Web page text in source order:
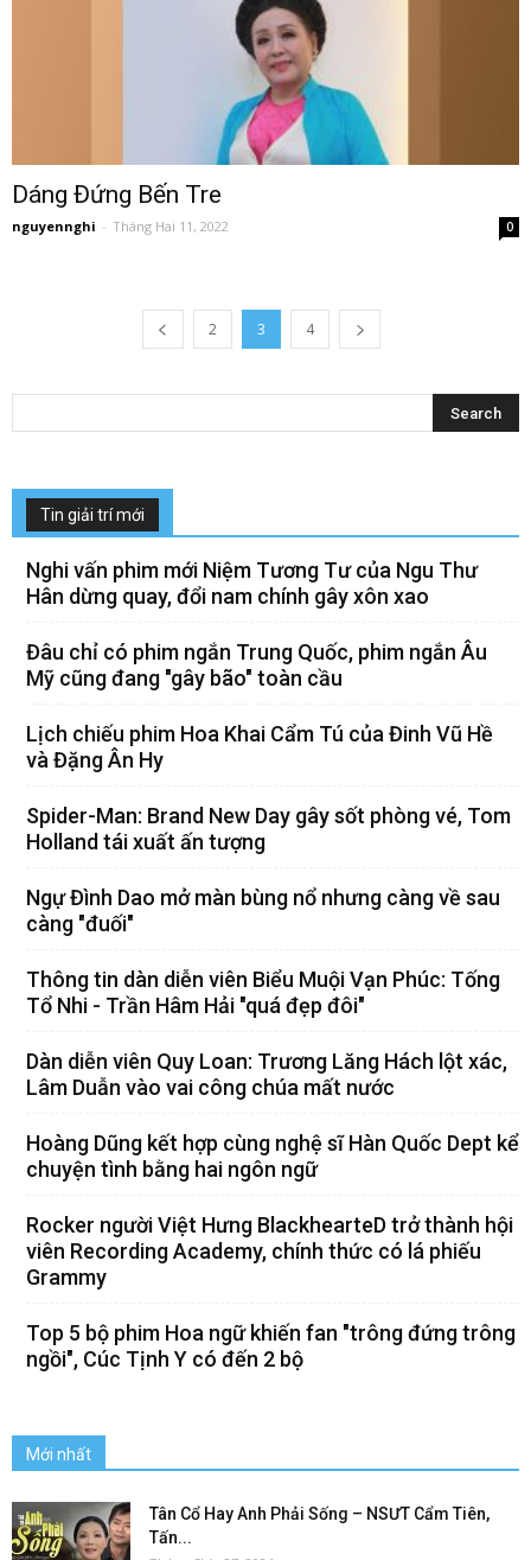
Dáng Đứng Bến Tre
nguyennghi - Tháng Hai 11, 2022 0
2 3 4
Tin giải trí mới
Nghi vấn phim mới Niệm Tương Tư của Ngu Thư
Hân dừng quay, đổi nam chính gây xôn xao
Đâu chỉ có phim ngắn Trung Quốc, phim ngắn Âu
Mỹ cũng đang "gây bão" toàn cầu
Lịch chiếu phim Hoa Khai Cẩm Tú của Đinh Vũ Hề
và Đặng Ân Hy
Spider-Man: Brand New Day gây sốt phòng vé, Tom
Holland tái xuất ấn tượng
Ngự Đình Dao mở màn bùng nổ nhưng càng về sau
càng "đuối"
Thông tin dàn diễn viên Biểu Muội Vạn Phúc: Tống
Tổ Nhi - Trần Hâm Hải "quá đẹp đôi"
Dàn diễn viên Quy Loan: Trương Lăng Hách lột xác,
Lâm Duẫn vào vai công chúa mất nước
Hoàng Dũng kết hợp cùng nghệ sĩ Hàn Quốc Dept kể
chuyện tình bằng hai ngôn ngữ
Rocker người Việt Hưng BlackhearteD trở thành hội
viên Recording Academy, chính thức có lá phiếu
Grammy
Top 5 bộ phim Hoa ngữ khiến fan "trông đứng trông
ngồi", Cúc Tịnh Y có đến 2 bộ
Mới nhất
Tân Cổ Hay Anh Phải Sống – NSƯT Cẩm Tiên,
Tấn...